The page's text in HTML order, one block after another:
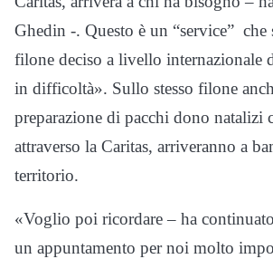
Ghedin -. Questo è un “service” che
filone deciso a livello internazionale
in difficoltà». Sullo stesso filone
preparazione di pacchi dono natalizi
attraverso la Caritas, arriveranno a
territorio.
«Voglio poi ricordare – ha
un appuntamento per noi molto